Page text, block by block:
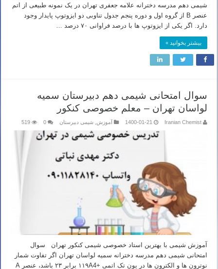
شیمی دهم مدرسه دخترانه علامه جعفری تهران در یک نمونه طبیعی از اتم
عنصر B از گروه اول و دوره پنجم جدول تناوبی دو ایزوتوپ پایدار وجود
دارد. اگر یکی از ایزوتوپ ها با درصد فراوانی ۷۰ درصد …
بیشتر بخوانید »
سوال امتحانی شیمی دهم دبیرستان سمیه
لواسان تهران – معلم خصوصی کنکور
Iranian Chemist
1400-01-21 آموزش شیمی دبیرستان 0
519
آموزش شیمی با بهترین استاد خصوصی شیمی کنکور تهران سوال
امتحانی شیمی دهم مدرسه دخترانه سمیه لواسان تهران اگر تفاوت شمار
نوترون ها و الکترون ها در یون تک اتمی +۱۱۹A4 برابر ۲۳ باشد، عنصر A